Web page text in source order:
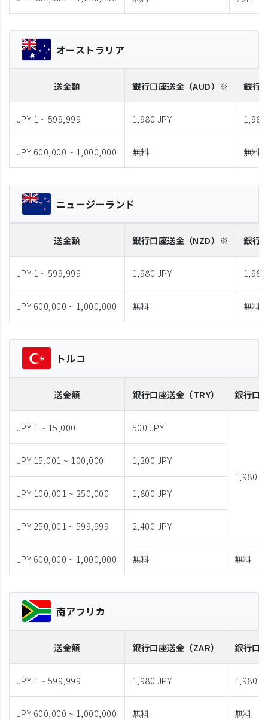
オーストラリア
送金額 銀行口座送金 （AUD）※ 銀行
JPY 1 ~ 599,999 1,980 JPY 1,980
JPY 600,000 ~ 1,000,000 無料 無料
ニュージーランド
送金額 銀行口座送金 （NZD）※ 銀行
JPY 1 ~ 599,999 1,980 JPY 1,980
JPY 600,000 ~ 1,000,000 無料 無料
トルコ
送金額 銀行口座送金 （TRY） 銀行口
JPY 1 ~ 15,000 500 JPY
1,980
JPY 15,001 ~ 100,000 1,200 JPY
JPY 100,001 ~ 250,000 1,800 JPY
JPY 250,001 ~ 599,999 2,400 JPY
JPY 600,000 ~ 1,000,000 無料 無料
南アフリカ
送金額 銀行口座送金 （ZAR） 銀行口
JPY 1 ~ 599,999 1,980 JPY 1,980
JPY 600,000 ~ 1,000,000 無料 無料